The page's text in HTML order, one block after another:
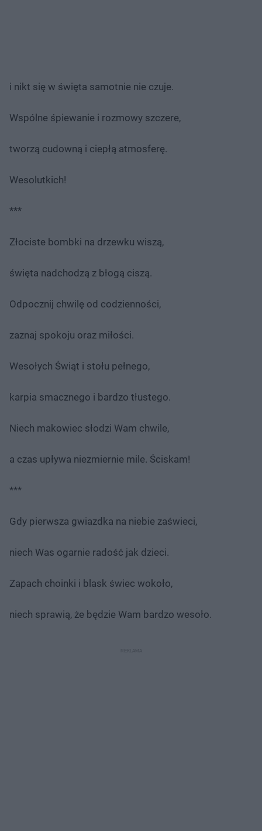
i nikt się w święta samotnie nie czuje.
Wspólne śpiewanie i rozmowy szczere,
tworzą cudowną i ciepłą atmosferę.
Wesolutkich!
***
Złociste bombki na drzewku wiszą,
święta nadchodzą z błogą ciszą.
Odpocznij chwilę od codzienności,
zaznaj spokoju oraz miłości.
Wesołych Świąt i stołu pełnego,
karpia smacznego i bardzo tłustego.
Niech makowiec słodzi Wam chwile,
a czas upływa niezmiernie mile. Ściskam!
***
Gdy pierwsza gwiazdka na niebie zaświeci,
niech Was ogarnie radość jak dzieci.
Zapach choinki i blask świec wokoło,
niech sprawią, że będzie Wam bardzo wesoło.